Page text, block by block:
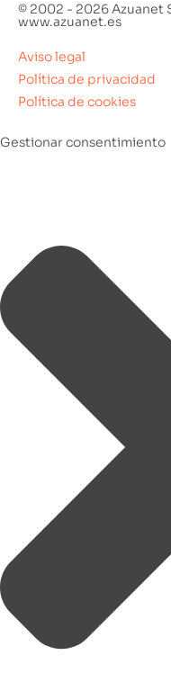
© 2002 - 2026 Azuanet
www.azuanet.es
Aviso legal
Política de privacidad
Política de cookies
Gestionar consentimiento